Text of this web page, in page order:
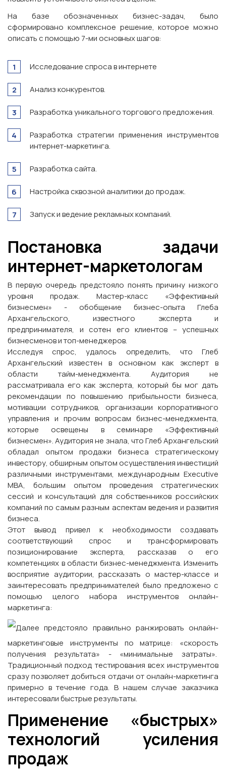
На базе обозначенных бизнес-задач, было
сформировано комплексное решение, которое можно
описать с помощью 7-ми основных шагов:
Исследование спроса в интернете
Анализ конкурентов.
Разработка уникального торгового предложения.
Разработка стратегии применения инструментов
интернет-маркетинга.
Разработка сайта.
Настройка сквозной аналитики до продаж.
Запуск и ведение рекламных компаний.
Постановка задачи
интернет-маркетологам
В первую очередь предстояло понять причину низкого
уровня продаж. Мастер-класс «Эффективный
бизнесмен» - обобщение бизнес-опыта Глеба
Архангельского, известного эксперта и
предпринимателя, и сотен его клиентов – успешных
бизнесменов и топ-менеджеров.
Исследуя спрос, удалось определить, что Глеб
Архангельский известен в основном как эксперт в
области тайм-менеджмента. Аудитория не
рассматривала его как эксперта, который бы мог дать
рекомендации по повышению прибыльности бизнеса,
мотивации сотрудников, организации корпоративного
управления и прочим вопросам бизнес-менеджмента,
которые освещены в семинаре «Эффективный
бизнесмен». Аудитория не знала, что Глеб Архангельский
обладал опытом продажи бизнеса стратегическому
инвестору, обширным опытом осуществления инвестиций
различными инструментами, международным Executive
MBA, большим опытом проведения стратегических
сессий и консультаций для собственников российских
компаний по самым разным аспектам ведения и развития
бизнеса.
Этот вывод привел к необходимости создавать
соответствующий спрос и трансформировать
позиционирование эксперта, рассказав о его
компетенциях в области бизнес-менеджмента. Изменить
восприятие аудитории, рассказать о мастер-классе и
заинтересовать предпринимателей было предложено с
помощью целого набора инструментов онлайн-
маркетинга:
Далее предстояло правильно ранжировать онлайн-
маркетинговые инструменты по матрице: «скорость
получения результата» - «минимальные затраты».
Традиционный подход тестирования всех инструментов
сразу позволяет добиться отдачи от онлайн-маркетинга
примерно в течение года. В нашем случае заказчика
интересовали быстрые результаты.
Применение «быстрых»
технологий усиления
продаж